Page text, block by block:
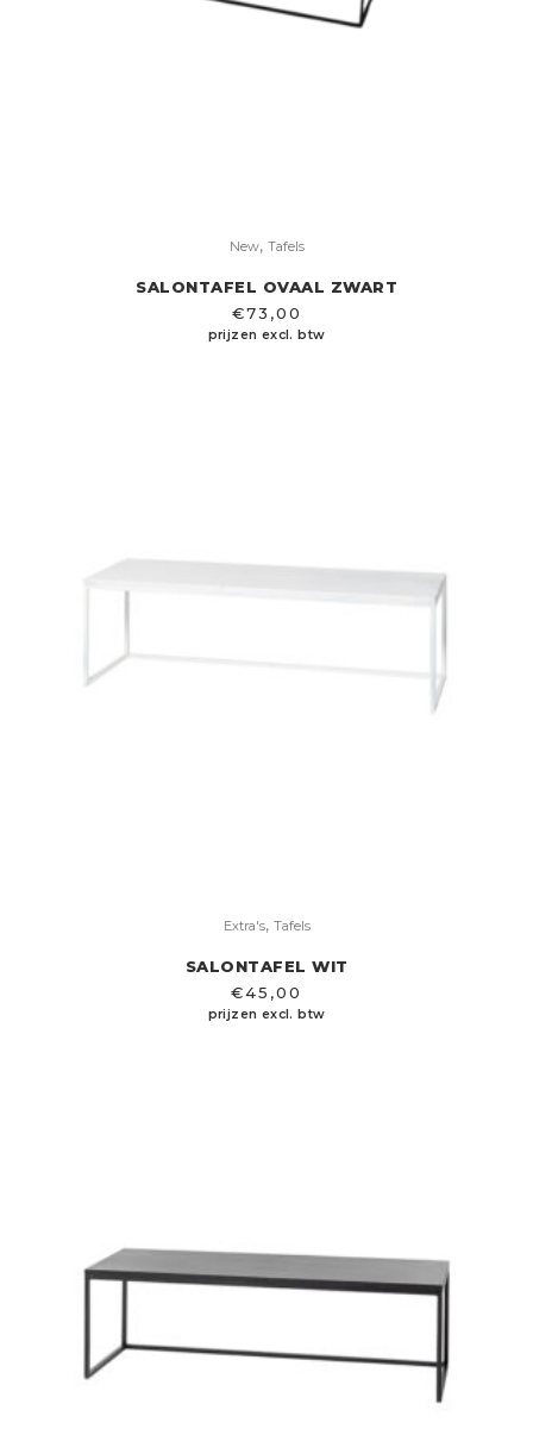
New, Tafels
SALONTAFEL OVAAL ZWART
€73,00
prijzen excl. btw
Extra's, Tafels
SALONTAFEL WIT
€45,00
prijzen excl. btw